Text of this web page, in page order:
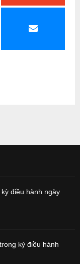
điều hành ngày
kỳ điều hành